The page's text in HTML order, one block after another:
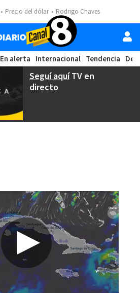
Precio del dólar Rodrigo Chaves
En alerta Internacional Tendencia
Seguí aquíTV en
directo